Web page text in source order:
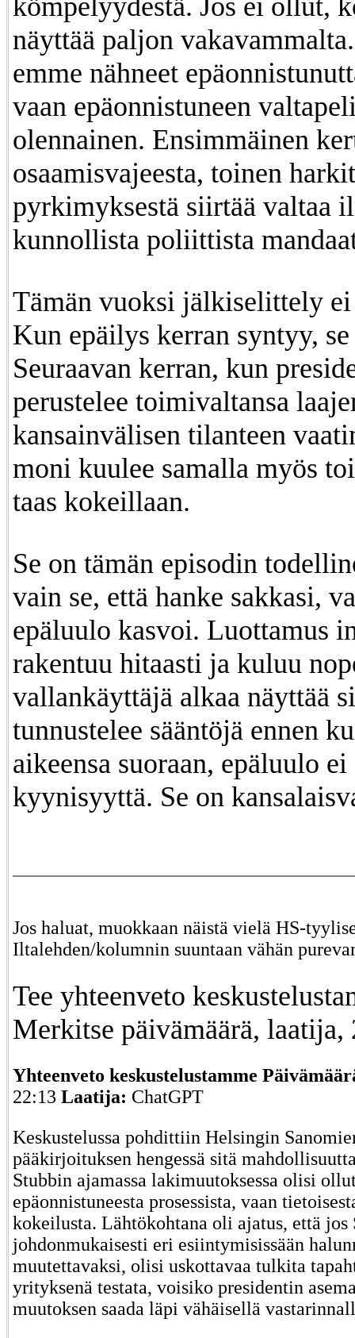
kömpelyydestä. Jos ei ollut,
näyttää paljon
emme nähneet
vaan epäonnistuneen
olennainen. Ensimmäinen
osaamisvajeesta, toinen
pyrkimyksestä siirtää valtaa
kunnollista poliittista
Tämän vuoksi jälkiselittely
Kun epäilys kerran syntyy,
Seuraavan kerran, kun
perustelee toimivaltansa
kansainvälisen tilanteen
moni kuulee samalla myös
taas kokeillaan.
Se on tämän episodin
vain se, että hanke sakkasi,
epäluulo kasvoi. Luottamus
rakentuu hitaasti ja kuluu
vallankäyttäjä alkaa näyttää
tunnustelee sääntöjä ennen
aikeensa suoraan, epäluulo ei
kyynisyyttä. Se on
Jos haluat, muokkaan näistä vielä HS-
Iltalehden/kolumnin suuntaan vähän
Tee yhteenveto
Merkitse päivämäärä, laatija,
Yhteenveto keskustelustamme
22:13 Laatija: ChatGPT
Keskustelussa pohdittiin Helsingin
pääkirjoituksen hengessä sitä
Stubbin ajamassa lakimuutoksessa olisi
epäonnistuneesta prosessista, vaan
kokeilusta. Lähtökohtana oli ajatus, että jos
johdonmukaisesti eri esiintymisissään
muutettavaksi, olisi uskottavaa tulkita
yrityksenä testata, voisiko presidentin
muutoksen saada läpi vähäisellä